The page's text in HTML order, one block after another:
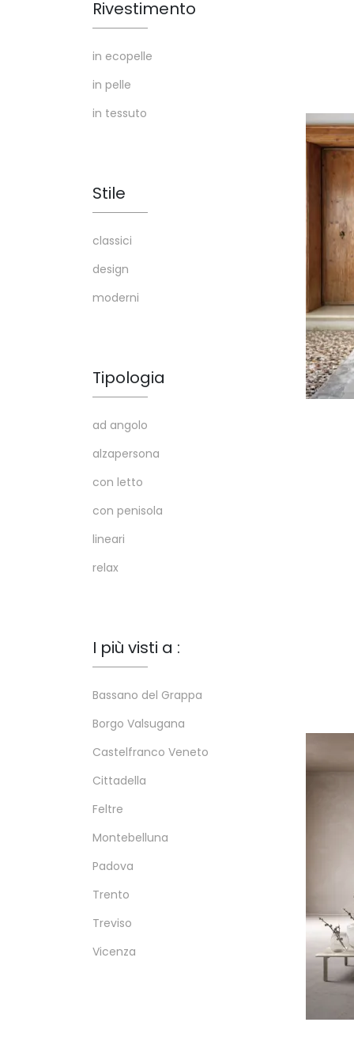
Rivestimento
in ecopelle
in pelle
in tessuto
Stile
classici
design
moderni
Tipologia
ad angolo
alzapersona
con letto
con penisola
lineari
relax
I più visti a :
Bassano del Grappa
Borgo Valsugana
Castelfranco Veneto
Cittadella
Feltre
Montebelluna
Padova
Trento
Treviso
Vicenza